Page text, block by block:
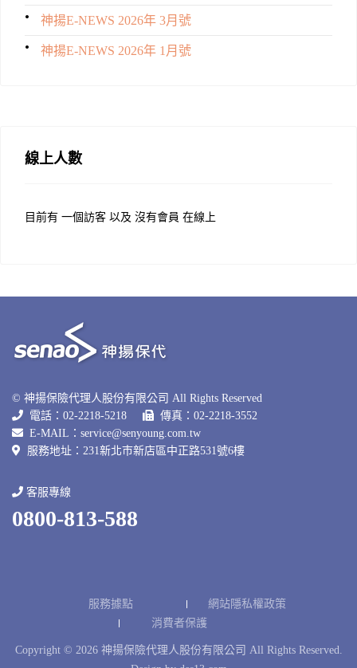
神揚E-NEWS 2026年 3月號
神揚E-NEWS 2026年 1月號
線上人數
目前有 一個訪客 以及 沒有會員 在線上
© 神揚保險代理人股份有限公司 All Rights Reserved
電話：02-2218-5218
傳真：02-2218-3552
E-MAIL： service@senyoung.com.tw
服務地址：231新北巿新店區中正路531號6樓
客服專線
0800-813-588
服務據點
網站隱私權政策
消費者保護
Copyright © 2026 神揚保險代理人股份有限公司 All Rights Reserved.